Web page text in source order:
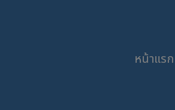
หน้าแรก